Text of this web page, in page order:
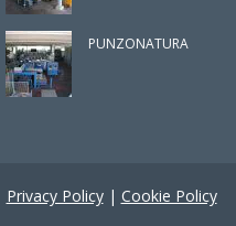
PUNZONATURA
Privacy Policy| Cookie Policy